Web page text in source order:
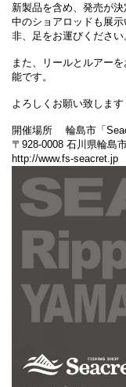
新製品を含め、発売が
中のショアロッドも展
非、足をお運びください
また、リールとルアー
能です。
よろしくお願い致します
開催場所 輪島市「
〒928-0008 石川県輪島
http://www.fs-seacret.jp